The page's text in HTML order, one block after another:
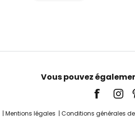
Vous pouvez
Mentions légales Conditions générales